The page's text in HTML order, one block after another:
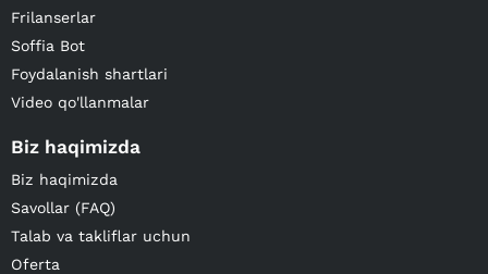
Frilanserlar
Soffia Bot
Foydalanish shartlari
Video qo'llanmalar
Biz haqimizda
Biz haqimizda
Savollar (FAQ)
Talab va takliflar uchun
Oferta